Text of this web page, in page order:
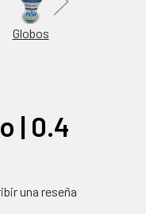
Globos
| 0.4
una reseña